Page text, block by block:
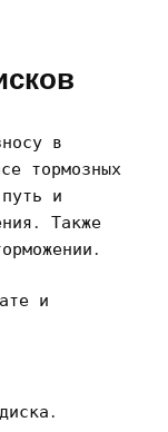
в
тормозных
и
Также
и